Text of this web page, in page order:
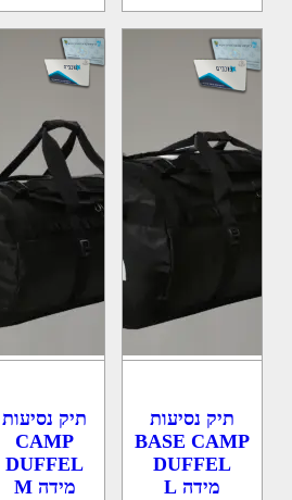
תיק נסיעות
BASE CAMP
DUFFEL
מידה L
תיק נסיעות
CAMP
DUFFEL
מידה M